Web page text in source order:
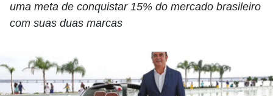
uma meta de conquistar 15% do mercado brasileiro
com suas duas marcas